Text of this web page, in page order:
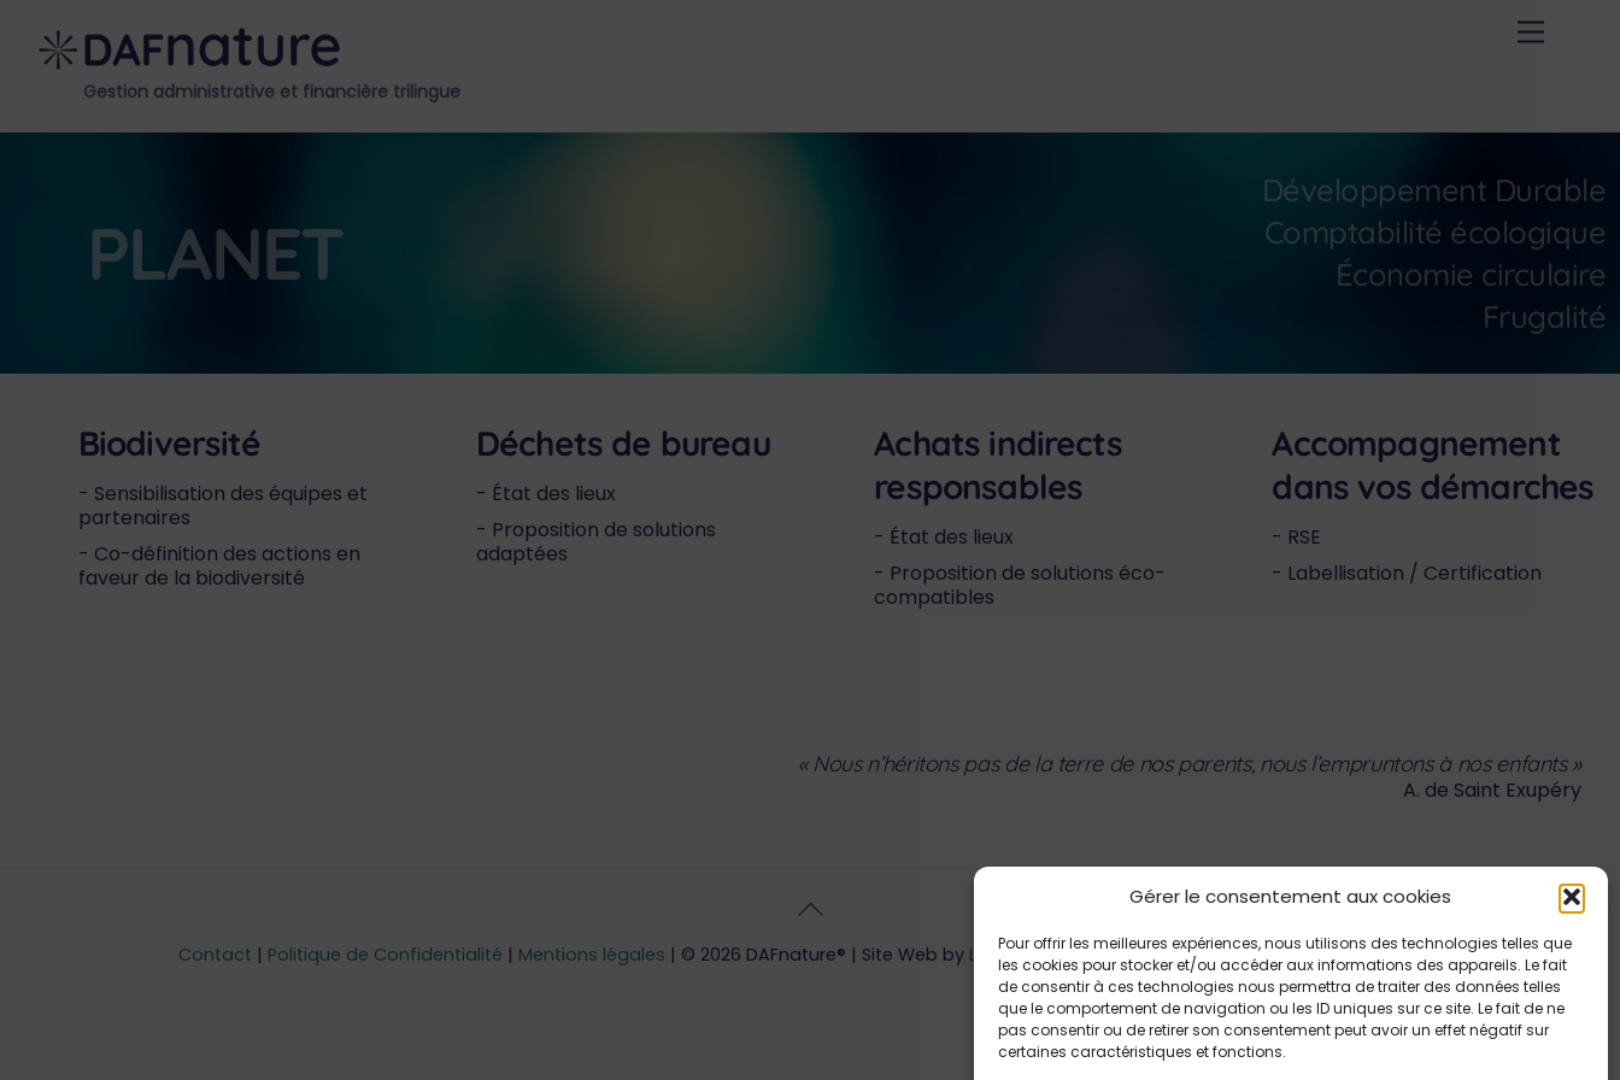
Gérer le consentement aux cookies
Pour offrir les meilleures expériences, nous utilisons des technologies telles que
les cookies pour stocker et/ou accéder aux informations des appareils. Le fait
de consentir à ces technologies nous permettra de traiter des données telles
que le comportement de navigation ou les ID uniques sur ce site. Le fait de ne
pas consentir ou de retirer son consentement peut avoir un effet négatif sur
certaines caractéristiques et fonctions.
content
Menu
Gestion administrative et financière trilingue
PLANET
Développement Durable
Comptabilité écologique
Économie circulaire
Frugalité
Biodiversité
Sensibilisation des équipes et
partenaires
Co-définition des actions en
faveur de la biodiversité
Déchets de bureau
État des lieux
Proposition de solutions
adaptées
Achats indirects
responsables
État des lieux
Proposition de solutions éco-
compatibles
Accompagnement
dans vos démarches
RSE
Labellisation / Certification
« Nous n’héritons pas de la terre de nos parents, nous l’empruntons à nos enfants »
A. de Saint Exupéry
Back
Top
Contact | Politique de Confidentialité | Mentions légales | © 2026 DAFnature® | Site Web by Little Beez| Graphisme L’Atelier de l’Estuaire